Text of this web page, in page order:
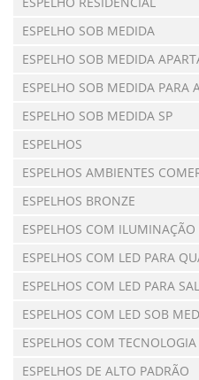
ESPELHO SOB MEDIDA
ESPELHO SOB MEDIDA
ESPELHO SOB MEDIDA PARA
ESPELHO SOB MEDIDA SP
ESPELHOS
ESPELHOS AMBIENTES
ESPELHOS BRONZE
ESPELHOS COM ILUMINAÇÃO
ESPELHOS COM LED PARA
ESPELHOS COM LED PARA
ESPELHOS COM LED SOB
ESPELHOS COM TECNOLOGIA
ESPELHOS DE ALTO PADRÃO